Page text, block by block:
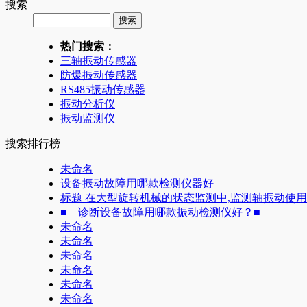
搜索
热门搜索：
三轴振动传感器
防爆振动传感器
RS485振动传感器
振动分析仪
振动监测仪
搜索排行榜
未命名
设备振动故障用哪款检测仪器好
标题 在大型旋转机械的状态监测中,监测轴振动使
■ 诊断设备故障用哪款振动检测仪好？■
未命名
未命名
未命名
未命名
未命名
未命名